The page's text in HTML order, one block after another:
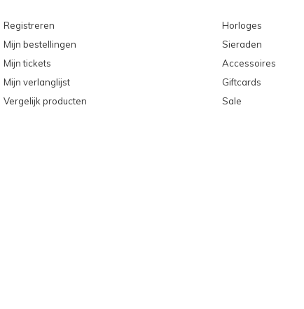
Registreren
Mijn bestellingen
Mijn tickets
Mijn verlanglijst
Vergelijk producten
Horloges
Sieraden
Accessoires
Giftcards
Sale